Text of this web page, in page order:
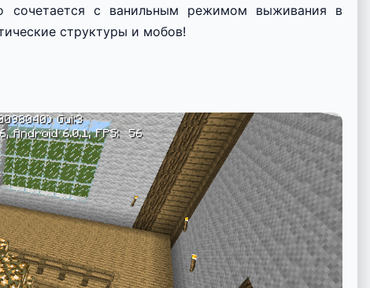
сочетается с ванильным режимом выживания в
структуры и мобов!